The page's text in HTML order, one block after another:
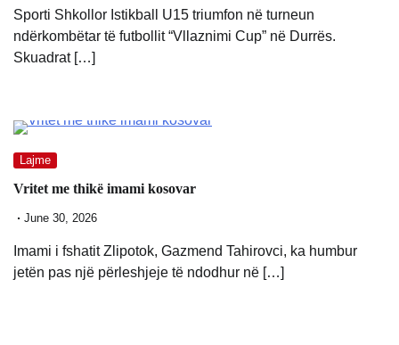
Sporti Shkollor Istikball U15 triumfon në turneun
ndërkombëtar të futbollit “Vllaznimi Cup” në Durrës.
Skuadrat […]
Lajme
Vritet me thikë imami kosovar
June 30, 2026
Imami i fshatit Zlipotok, Gazmend Tahirovci, ka humbur
jetën pas një përleshjeje të ndodhur në […]